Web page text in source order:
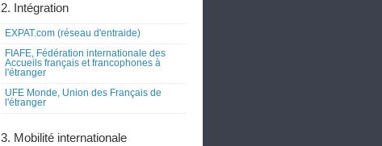
2. Intégration
EXPAT.com (réseau d'entraide)
FIAFE, Fédération internationale des
Accueils français et francophones à
l'étranger
UFE Monde, Union des Français de
l'étranger
3. Mobilité internationale